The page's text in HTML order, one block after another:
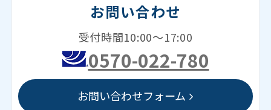
お問い合わせ
受付時間10:00～17:00
0570-022-780
お問い合わせフォーム